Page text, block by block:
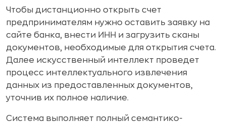
Чтобы дистанционно открыть счет
предпринимателям нужно оставить заявку на
сайте банка, внести ИНН и загрузить сканы
документов, необходимые для открытия счета.
Далее искусственный интеллект проведет
процесс интеллектуального извлечения
данных из предоставленных документов,
уточнив их полное наличие.
Система выполняет полный семантико-